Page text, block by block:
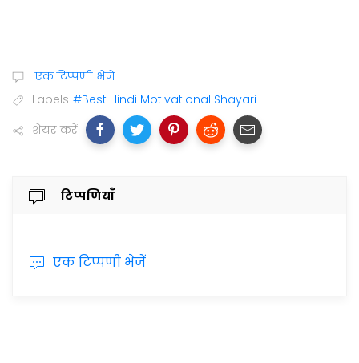
एक टिप्पणी भेजें
Labels #Best Hindi Motivational Shayari
शेयर करें
टिप्पणियाँ
एक टिप्पणी भेजें